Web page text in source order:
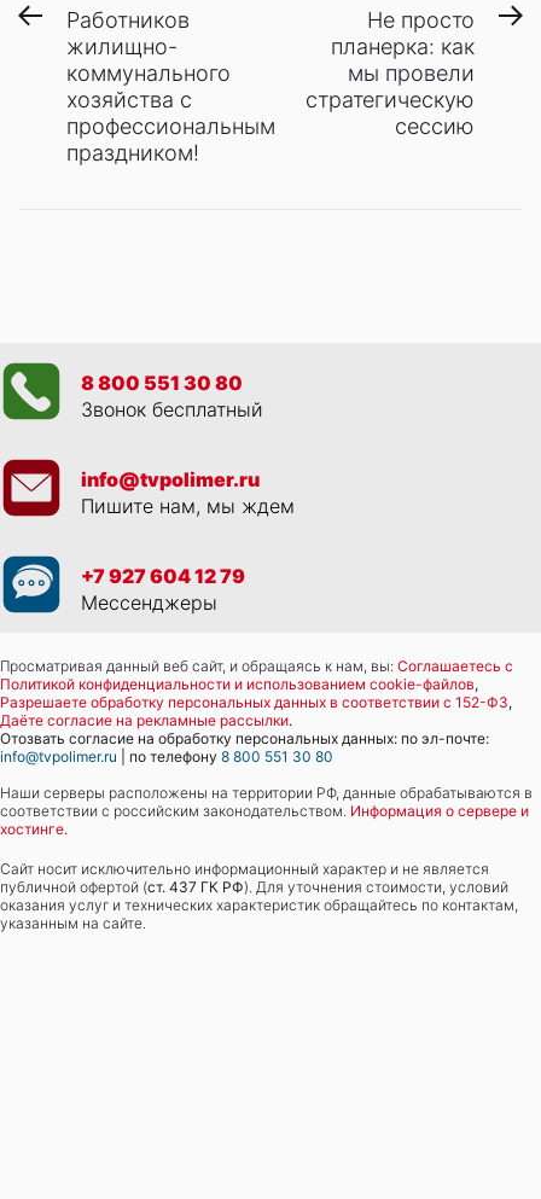
Навигация
записям
Предыдущая
запись:
Работников
жилищно-
коммунального
хозяйства с
профессиональным
праздником!
Не просто
планерка: как
мы провели
стратегическую
сессию
8 800 551 30 80
Звонок бесплатный
info@tvpolimer.ru
Пишите нам, мы ждем
+7 927 604 12 79
Мессенджеры
Просматривая данный веб сайт, и обращаясь к нам, вы: Соглашаетесь с
Политикой конфиденциальности и использованием cookie-файлов,
Разрешаете обработку персональных данных в соответствии с 152-ФЗ,
Даёте согласие на рекламные рассылки.
Отозвать согласие на обработку персональных данных: по эл-почте:
info@tvpolimer.ru | по телефону 8 800 551 30 80
Наши серверы расположены на территории РФ, данные обрабатываются в
соответствии с российским законодательством. Информация о сервере и
хостинге.
Сайт носит исключительно информационный характер и не является
публичной офертой (ст. 437 ГК РФ). Для уточнения стоимости, условий
оказания услуг и технических характеристик обращайтесь по контактам,
указанным на сайте.